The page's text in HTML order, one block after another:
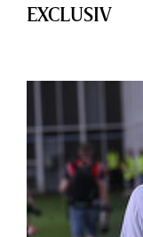
EXCLUSIV